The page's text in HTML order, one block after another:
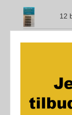
12
Jo